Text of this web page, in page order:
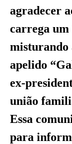
agradecer
carrega um
misturando
apelido
ex-
união
Essa
para